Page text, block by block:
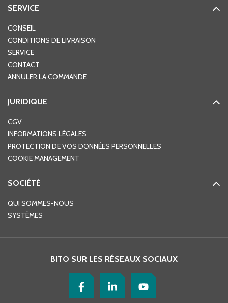
SERVICE
CONSEIL
CONDITIONS DE LIVRAISON
SERVICE
CONTACT
ANNULER LA COMMANDE
JURIDIQUE
CGV
INFORMATIONS LÉGALES
PROTECTION DE VOS DONNÉES PERSONNELLES
COOKIE MANAGEMENT
SOCIÉTÉ
QUI SOMMES-NOUS
SYSTÈMES
BITO SUR LES RÉSEAUX SOCIAUX